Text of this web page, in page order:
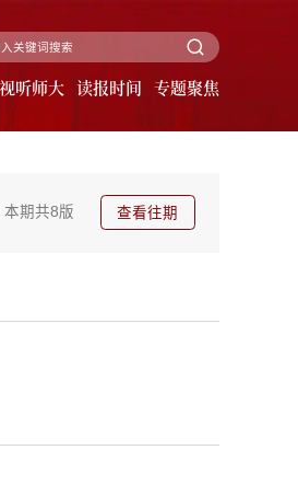
视听师大 读报时间 专题聚焦
本期共8版 查看往期